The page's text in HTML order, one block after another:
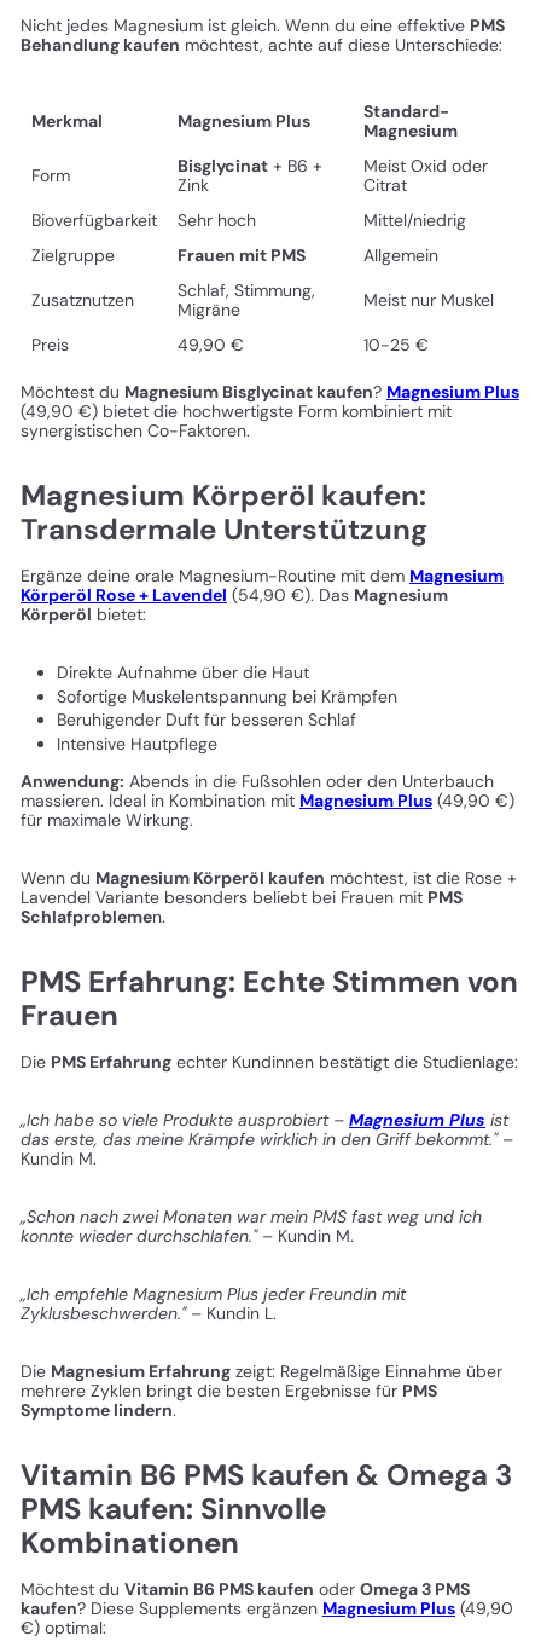
Nicht jedes Magnesium ist gleich. Wenn du eine effektive PMS
Behandlung kaufen möchtest, achte auf diese Unterschiede:
Merkmal Magnesium Plus
Standard-
Magnesium
Form Bisglycinat + B6 +
Zink
Meist Oxid oder
Citrat
Bioverfügbarkeit
Sehr hoch
Mittel/niedrig
Zielgruppe
Frauen mit PMS Allgemein
Zusatznutzen
Schlaf, Stimmung,
Migräne
Meist nur Muskel
Preis 49,90 € 10-25 €
Möchtest du Magnesium Bisglycinat kaufen? Magnesium Plus
(49,90 €) bietet die hochwertigste Form kombiniert mit
synergistischen Co-Faktoren.
Magnesium Körperöl kaufen:
Transdermale Unterstützung
Ergänze deine orale Magnesium-Routine mit dem Magnesium
Körperöl Rose + Lavendel (54,90 €). Das Magnesium
Körperöl bietet:
Direkte Aufnahme über die Haut
Sofortige Muskelentspannung bei Krämpfen
Beruhigender Duft für besseren Schlaf
Intensive Hautpflege
Anwendung: Abends in die Fußsohlen oder den Unterbauch
massieren. Ideal in Kombination mit Magnesium Plus (49,90 €)
für maximale Wirkung.
Wenn du Magnesium Körperöl kaufen möchtest, ist die Rose +
Lavendel Variante besonders beliebt bei Frauen mit PMS
Schlafproblemen.
PMS Erfahrung: Echte Stimmen von
Frauen
Die PMS Erfahrung echter Kundinnen bestätigt die Studienlage:
„Ich habe so viele Produkte ausprobiert – Magnesium Plus ist
das erste, das meine Krämpfe wirklich in den Griff bekommt."–
Kundin M.
„Schon nach zwei Monaten war mein PMS fast weg und ich
konnte wieder durchschlafen."– Kundin M.
„Ich empfehle Magnesium Plus jeder Freundin mit
Zyklusbeschwerden."– Kundin L.
Die Magnesium Erfahrung zeigt: Regelmäßige Einnahme über
mehrere Zyklen bringt die besten Ergebnisse für PMS
Symptome lindern.
Vitamin B6 PMS kaufen & Omega 3
PMS kaufen: Sinnvolle
Kombinationen
Möchtest du Vitamin B6 PMS kaufen oder Omega 3 PMS
kaufen? Diese Supplements ergänzen Magnesium Plus (49,90
€) optimal: